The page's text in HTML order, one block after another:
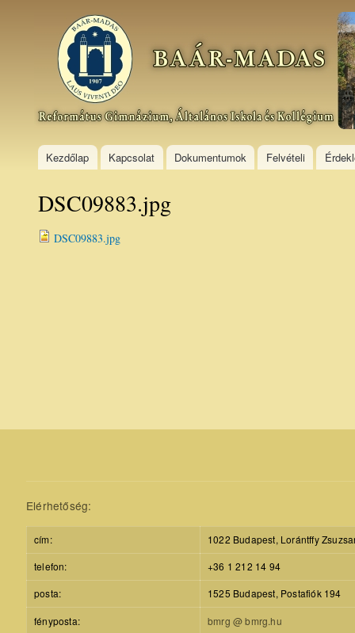
Baár–
Madas
Református
Gimnázium,
Általános
Kollégium
Kezdőlap Kapcsolat Dokumentumok Felvételi
DSC09883.jpg
DSC09883.jpg
Elérhetőség:
cím:
1022 Budapest, Lorántffy
telefon:
+36 1 212 14 94
posta:
1525 Budapest, Postafiók 194
fényposta: bmrg @ bmrg.hu